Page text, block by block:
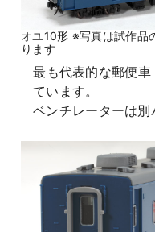
オユ10形 ※写真は試作品
ります
最も代表的な郵便
ています。
ベンチレーターは別